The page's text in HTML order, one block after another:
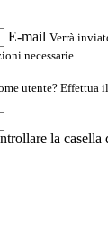
E-mail Verrà
necessarie.
utente? Effettua
la casella